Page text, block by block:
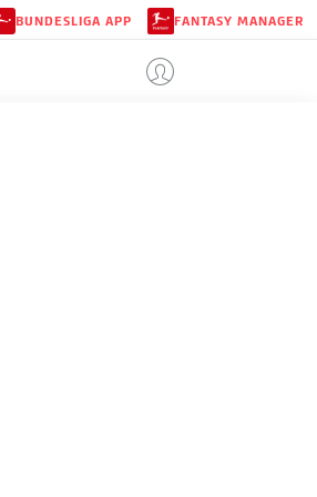
BUNDESLIGA APP FANTASY MANAGER